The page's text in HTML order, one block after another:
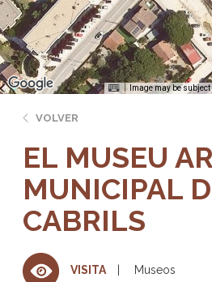
Image may be
VOLVER
EL MUSEU
MUNICIPAL
CABRILS
VISITA Museos